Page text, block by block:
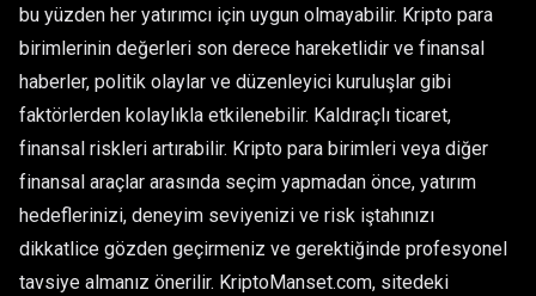
bu yüzden her yatırımcı için uygun olmayabilir. Kripto para
birimlerinin değerleri son derece hareketlidir ve finansal
haberler, politik olaylar ve düzenleyici kuruluşlar gibi
faktörlerden kolaylıkla etkilenebilir. Kaldıraçlı ticaret,
finansal riskleri artırabilir. Kripto para birimleri veya diğer
finansal araçlar arasında seçim yapmadan önce, yatırım
hedeflerinizi, deneyim seviyenizi ve risk iştahınızı
dikkatlice gözden geçirmeniz ve gerektiğinde profesyonel
tavsiye almanız önerilir. KriptoManset.com, sitedeki